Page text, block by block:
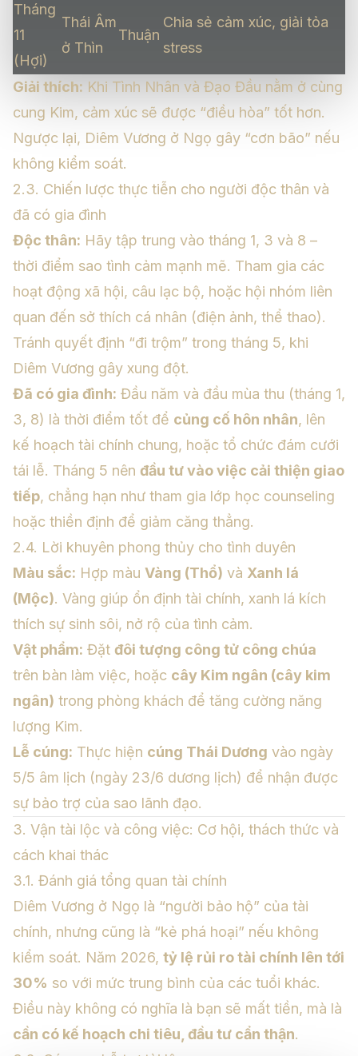
Tháng
11
(Hợi)
Thái Âm
ở Thìn
Thuận
Chia sẻ cảm xúc, giải tỏa
stress
Giải thích: Khi Tình Nhân và Đạo Đầu nằm ở cùng
cung Kim, cảm xúc sẽ được “điều hòa” tốt hơn.
Ngược lại, Diêm Vương ở Ngọ gây “cơn bão” nếu
không kiểm soát.
2.3. Chiến lược thực tiễn cho người độc thân và
đã có gia đình
Độc thân: Hãy tập trung vào tháng 1, 3 và 8 –
thời điểm sao tình cảm mạnh mẽ. Tham gia các
hoạt động xã hội, câu lạc bộ, hoặc hội nhóm liên
quan đến sở thích cá nhân (điện ảnh, thể thao).
Tránh quyết định “đi trộm” trong tháng 5, khi
Diêm Vương gây xung đột.
Đã có gia đình: Đầu năm và đầu mùa thu (tháng 1,
3, 8) là thời điểm tốt để củng cố hôn nhân, lên
kế hoạch tài chính chung, hoặc tổ chức đám cưới
tái lễ. Tháng 5 nên đầu tư vào việc cải thiện giao
tiếp, chẳng hạn như tham gia lớp học counseling
hoặc thiền định để giảm căng thẳng.
2.4. Lời khuyên phong thủy cho tình duyên
Màu sắc: Hợp màu Vàng (Thổ) và Xanh lá
(Mộc). Vàng giúp ổn định tài chính, xanh lá kích
thích sự sinh sôi, nở rộ của tình cảm.
Vật phẩm: Đặt đôi tượng công tử công chúa
trên bàn làm việc, hoặc cây Kim ngân (cây kim
ngân) trong phòng khách để tăng cường năng
lượng Kim.
Lễ cúng: Thực hiện cúng Thái Dương vào ngày
5/5 âm lịch (ngày 23/6 dương lịch) để nhận được
sự bảo trợ của sao lãnh đạo.
3. Vận tài lộc và công việc: Cơ hội, thách thức và
cách khai thác
3.1. Đánh giá tổng quan tài chính
Diêm Vương ở Ngọ là “người bảo hộ” của tài
chính, nhưng cũng là “kẻ phá hoại” nếu không
kiểm soát. Năm 2026, tỷ lệ rủi ro tài chính lên tới
30% so với mức trung bình của các tuổi khác.
Điều này không có nghĩa là bạn sẽ mất tiền, mà là
cần có kế hoạch chi tiêu, đầu tư cẩn thận.